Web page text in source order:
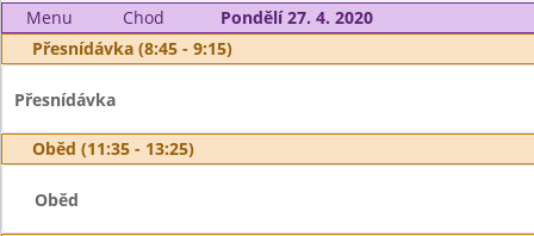
Menu Chod
Pondělí 27. 4. 2020
Přesnídávka (8:45 - 9:15)
Přesnídávka
Oběd (11:35 - 13:25)
Oběd